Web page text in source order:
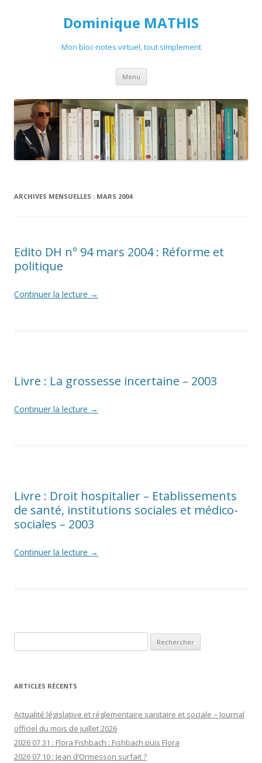
Dominique MATHIS
Mon bloc-notes virtuel, tout simplement
Menu Aller
contenu
ARCHIVES MENSUELLES : MARS 2004
Edito DH n° 94 mars 2004 : Réforme et
politique
Continuer la lecture →
Livre : La grossesse incertaine – 2003
Continuer la lecture →
Livre : Droit hospitalier – Etablissements
de santé, institutions sociales et médico-
sociales – 2003
Continuer la lecture →
ARTICLES RÉCENTS
Actualité législative et réglementaire sanitaire et sociale – Journal
officiel du mois de juillet 2026
2026 07 31 : Flora Fishbach : Fishbach puis Flora
2026 07 10 : Jean d’Ormesson surfait ?